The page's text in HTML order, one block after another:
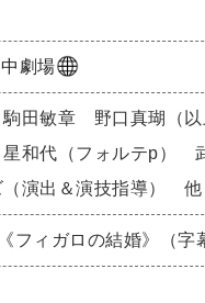
劇場
田敏章 野口真瑚（
和代（フォルテp）
（演出＆演技指導） 他
フィガロの結婚》（字